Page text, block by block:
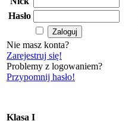
Hasło
Nie masz konta?
Zarejestruj się!
Problemy z logowaniem?
Przypomnij hasło!
Klasa I